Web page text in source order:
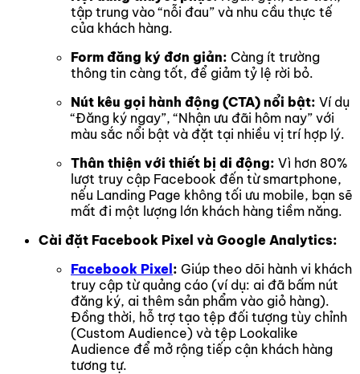
tập trung vào “nỗi đau” và nhu cầu thực tế
của khách hàng.
Form đăng ký đơn giản: Càng ít trường
thông tin càng tốt, để giảm tỷ lệ rời bỏ.
Nút kêu gọi hành động (CTA) nổi bật: Ví dụ
“Đăng ký ngay”, “Nhận ưu đãi hôm nay” với
màu sắc nổi bật và đặt tại nhiều vị trí hợp lý.
Thân thiện với thiết bị di động: Vì hơn 80%
lượt truy cập Facebook đến từ smartphone,
nếu Landing Page không tối ưu mobile, bạn sẽ
mất đi một lượng lớn khách hàng tiềm năng.
Cài đặt Facebook Pixel và Google Analytics:
Facebook Pixel: Giúp theo dõi hành vi khách
truy cập từ quảng cáo (ví dụ: ai đã bấm nút
đăng ký, ai thêm sản phẩm vào giỏ hàng).
Đồng thời, hỗ trợ tạo tệp đối tượng tùy chỉnh
(Custom Audience) và tệp Lookalike
Audience để mở rộng tiếp cận khách hàng
tương tự.